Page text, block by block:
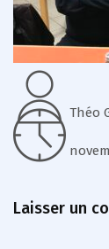
Théo
Laisser un